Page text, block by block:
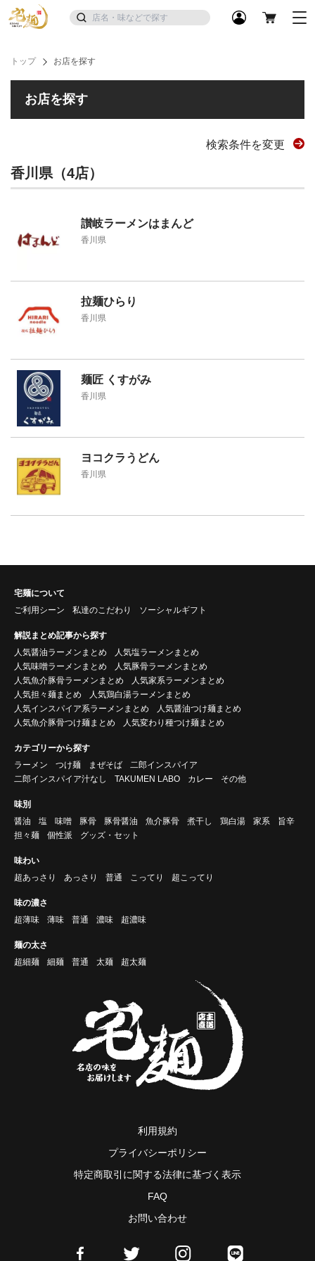
トップ お店を探す
お店を探す
検索条件を変更
香川県（4店）
讃岐ラーメンはまんど
香川県
拉麺ひらり
香川県
麺匠 くすがみ
香川県
ヨコクラうどん
香川県
宅麺について
ご利用シーン
私達のこだわり ソーシャルギフト
解説まとめ記事から探す
人気醤油ラーメンまとめ
人気塩ラーメンまとめ
人気味噌ラーメンまとめ
人気豚骨ラーメンまとめ
人気魚介豚骨ラーメンまとめ
人気家系ラーメンまとめ
人気担々麺まとめ
人気鶏白湯ラーメンまとめ
人気インスパイア系ラーメンまとめ
人気醤油つけ麺まとめ
人気魚介豚骨つけ麺まとめ
人気変わり種つけ麺まとめ
カテゴリーから探す
ラーメン
つけ麺 まぜそば
二郎インスパイア
二郎インスパイア汁なし
TAKUMEN LABO カレー その他
味別
醤油
塩 味噌 豚骨 豚骨醤油 魚介豚骨 煮干し 鶏白湯 家系
旨辛
担々麺
個性派 グッズ・セット
味わい
超あっさり
あっさり 普通 こってり 超こってり
味の濃さ
超薄味
薄味 普通 濃味 超濃味
麺の太さ
超細麺
細麺 普通 太麺 超太麺
利用規約
プライバシーポリシー
特定商取引に関する法律に基づく表示
FAQ
お問い合わせ